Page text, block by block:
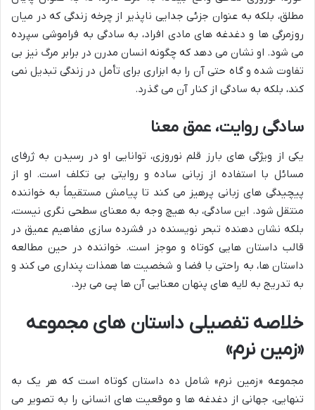
مطلق، بلکه به عنوان جزئی جدایی ناپذیر از چرخه زندگی که در میان
روزمرگی ها و دغدغه های مادی افراد، به سادگی به فراموشی سپرده
می شود. او نشان می دهد که چگونه انسان مدرن در برابر مرگ نیز بی
تفاوت شده و گاه حتی آن را به ابزاری برای تأمل در زندگی تبدیل نمی
کند، بلکه به سادگی از کنار آن می گذرد.
سادگی روایت، عمق معنا
یکی از ویژگی های بارز قلم نوروزی، توانایی او در رسیدن به ژرفای
مسائل با استفاده از زبانی ساده و روایتی بی تکلف است. او از
پیچیدگی های زبانی پرهیز می کند تا پیامش مستقیماً به خواننده
منتقل شود. این سادگی، به هیچ وجه به معنای سطحی نگری نیست،
بلکه نشان دهنده تبحر نویسنده در فشرده سازی مفاهیم عمیق در
قالب داستان هایی کوتاه و موجز است. خواننده در حین مطالعه
داستان ها، به راحتی با فضا و شخصیت ها همذات پنداری می کند و
به تدریج به لایه های پنهان معنایی آن ها پی می برد.
خلاصه تفصیلی داستان های مجموعه
«زمین نرم»
مجموعه «زمین نرم» شامل ده داستان کوتاه است که هر یک به
تنهایی، جهانی از دغدغه ها و موقعیت های انسانی را به تصویر می